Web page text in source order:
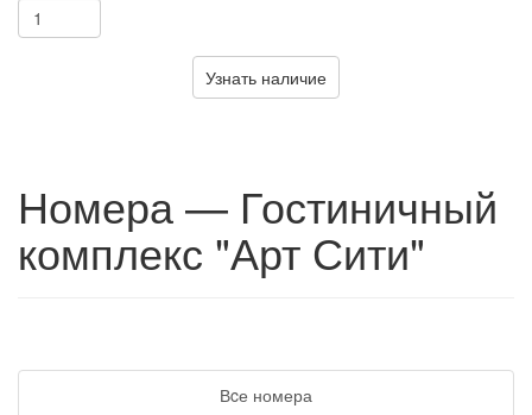
Узнать наличие
Номера — Гостиничный
комплекс "Арт Сити"
Вcе номера